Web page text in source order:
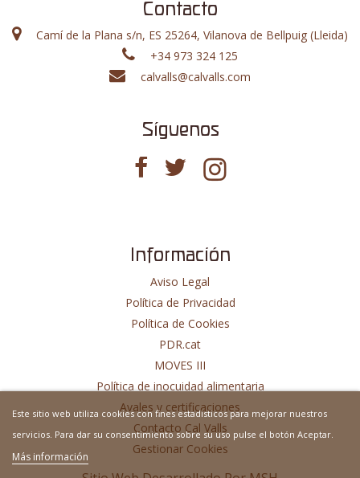
Contacto
Camí de la Plana s/n, ES 25264, Vilanova de Bellpuig (Lleida)
+34 973 324 125
calvalls@calvalls.com
Síguenos
Información
Aviso Legal
Política de Privacidad
Política de Cookies
PDR.cat
MOVES III
Política de inocuidad alimentaria
Avales y certificaciones
Contacto Cal Valls
Gestionar Cookies
Este sitio web utiliza cookies con fines estadisticos para mejorar nuestros
servicios. Para dar su consentimiento sobre su uso pulse el botón Aceptar.
Más información